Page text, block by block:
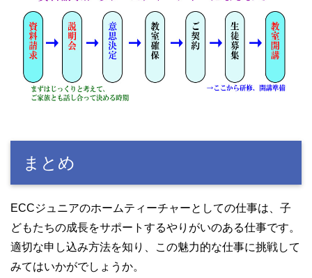
まとめ
ECCジュニアのホームティーチャーとしての仕事は、子
どもたちの成長をサポートするやりがいのある仕事です。
適切な申し込み方法を知り、この魅力的な仕事に挑戦して
みてはいかがでしょうか。